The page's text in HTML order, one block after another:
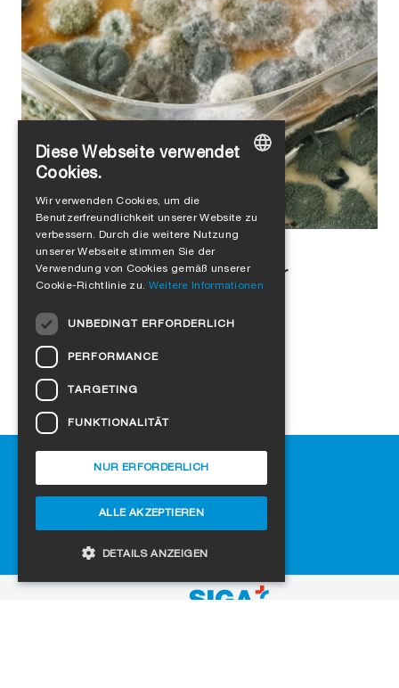
Alejandro Jimenezin Luftdichtheit
Schimmel vermeiden: Tipps für
Downloads
SIGA-Fachhändler finden
Häufig gestellte Fragen
Cookie-Einstellungen
ENGLISH
FRENCH
DANISH
LATVIAN
LITHUANIAN
Diese Webseite verwendet
Cookies.
Wir verwenden Cookies, um die
Benutzerfreundlichkeit unserer Website zu
verbessern. Durch die weitere Nutzung
unserer Webseite stimmen Sie der
Verwendung von Cookies gemäß unserer
Cookie-Richtlinie zu. Weitere Informationen
UNBEDINGT ERFORDERLICH
PERFORMANCE
TARGETING
FUNKTIONALITÄT
ALLE AKZEPTIEREN
NUR ERFORDERLICH
DETAILS ANZEIGEN